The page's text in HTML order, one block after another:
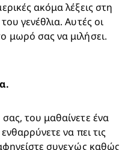
ακόμα λέξεις στη
γενέθλια. Αυτές οι
μωρό σας να μιλήσει.
να πει τις
συνεχώς καθώς